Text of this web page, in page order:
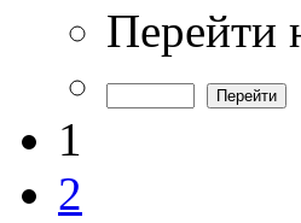
Перейти
1
2